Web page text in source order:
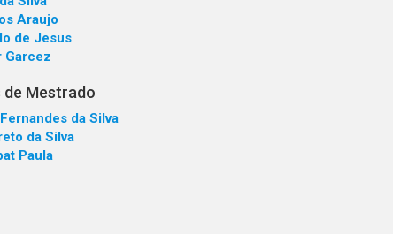
Araujo
de Jesus
Garcez
de Mestrado
da Silva
da Silva
Paula